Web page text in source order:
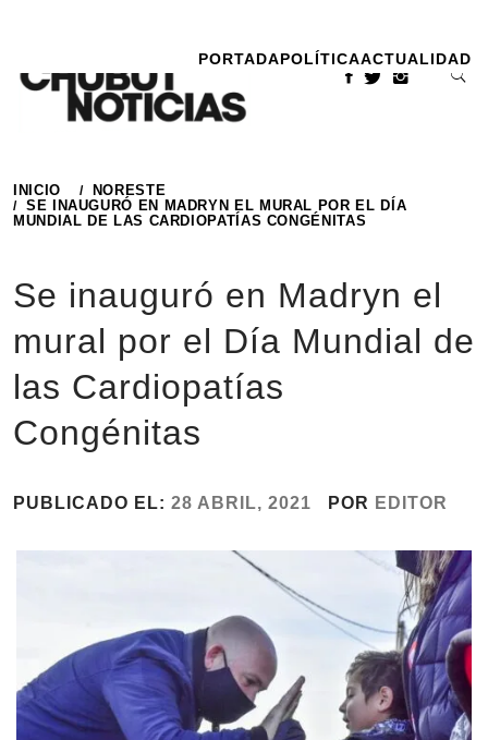
contenido
PORTADAPOLÍTICAACTUALIDAD
INICIO
NORESTE
SE INAUGURÓ EN MADRYN EL MURAL POR EL DÍA
MUNDIAL DE LAS CARDIOPATÍAS CONGÉNITAS
Se inauguró en Madryn el
mural por el Día Mundial de
las Cardiopatías
Congénitas
PUBLICADO EL: 28 ABRIL, 2021 POR EDITOR